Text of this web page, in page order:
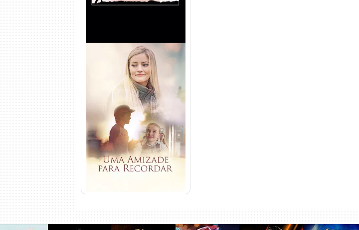
Uma Amizade para Recordar
Torrent (2025) WEB-DL 1080p
Dual Áudio